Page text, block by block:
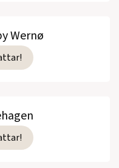
Wernø